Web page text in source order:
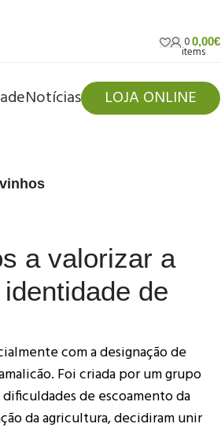
0
items
0,00€
Notícias LOJA ONLINE
a valorizar a
de
com a designação de
Foi criada por um grupo
de escoamento da
da agricultura, decidiram unir